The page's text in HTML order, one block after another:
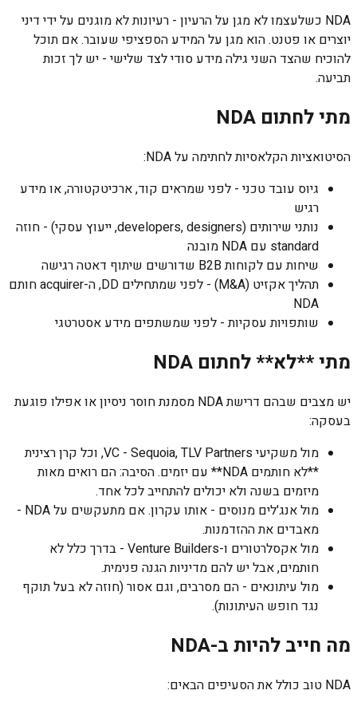
NDA כשלעצמו לא מגן על הרעיון - רעיונות לא מוגנים על ידי דיני
יוצרים או פטנט. הוא מגן על המידע הספציפי שעובר. אם תוכל
להוכיח שהצד השני גילה מידע סודי לצד שלישי - יש לך זכות
תביעה.
מתי לחתום NDA
הסיטואציות הקלאסיות לחתימה על NDA:
גיוס עובד טכני - לפני שמראים קוד, ארכיטקטורה, או מידע
רגיש
נותני שירותים (developers, designers, ייעוץ עסקי) - חוזה
standard עם NDA מובנה
שיחות עם לקוחות B2B שדורשים שיתוף דאטה רגישה
תהליך אקזיט (M&A) - לפני שמתחילים DD, ה-acquirer חותם
NDA
שותפויות עסקיות - לפני שמשתפים מידע אסטרטגי
מתי **לא** לחתום NDA
יש מצבים שבהם דרישת NDA מסמנת חוסר ניסיון או אפילו פוגעת
בעסקה:
מול משקיעי VC - Sequoia, TLV Partners, וכל קרן רצינית
**לא חותמים NDA** עם יזמים. הסיבה: הם רואים מאות
מיזמים בשנה ולא יכולים להתחייב לכל אחד.
מול אנג'לים מנוסים - אותו עקרון. אם מתעקשים על NDA -
מאבדים את ההזדמנות.
מול אקסלרטורים ו-Venture Builders - בדרך כלל לא
חותמים, אבל יש להם מדיניות הגנה פנימית.
מול עיתונאים - הם מסרבים, וגם אסור (חוזה לא בעל תוקף
נגד חופש העיתונות).
מה חייב להיות ב-NDA
NDA טוב כולל את הסעיפים הבאים: